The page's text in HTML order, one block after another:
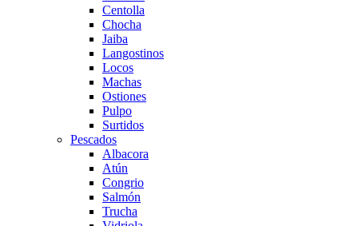
Centolla
Chocha
Jaiba
Langostinos
Locos
Machas
Ostiones
Pulpo
Surtidos
Pescados
Albacora
Atún
Congrio
Salmón
Trucha